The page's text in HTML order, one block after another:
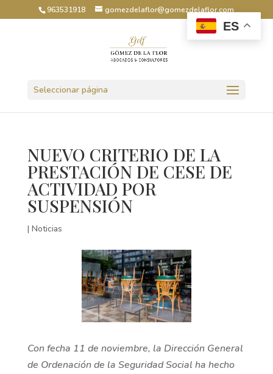
963531918 gomezdelaflor@gomezdelaflor.com
Seleccionar página
NUEVO CRITERIO DE LA
PRESTACIÓN DE CESE DE
ACTIVIDAD POR
SUSPENSIÓN
| Noticias
Con fecha 11 de noviembre, la Dirección General
de Ordenación de la Seguridad Social ha hecho
ES